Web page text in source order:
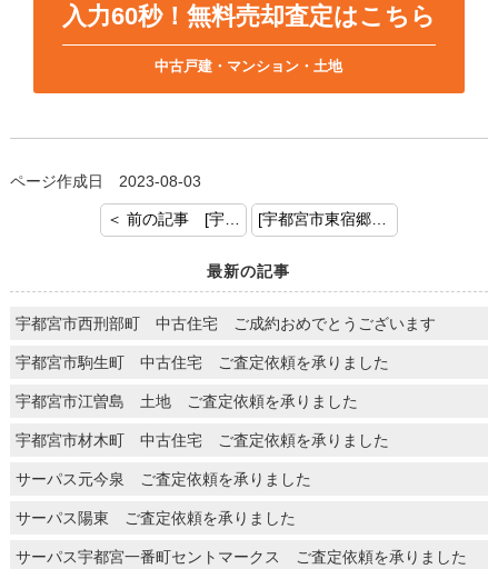
入力60秒！無料売却査定はこちら
中古戸建・マンション・土地
ページ作成日 2023-08-03
＜ 前の記事 [宇都宮市横川2丁目 土地建物ご成約おめでとうございます] [宇都宮市東宿郷 マンション ご成約おめでとうございます] 次の記事 ＞
最新の記事
宇都宮市西刑部町 中古住宅 ご成約おめでとうございます
宇都宮市駒生町 中古住宅 ご査定依頼を承りました
宇都宮市江曽島 土地 ご査定依頼を承りました
宇都宮市材木町 中古住宅 ご査定依頼を承りました
サーパス元今泉 ご査定依頼を承りました
サーパス陽東 ご査定依頼を承りました
サーパス宇都宮一番町セントマークス ご査定依頼を承りました